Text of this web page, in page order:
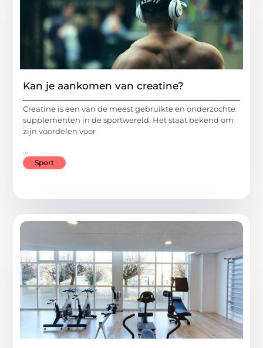
Kan je aankomen van creatine?
Creatine is een van de meest gebruikte en onderzochte
supplementen in de sportwereld. Het staat bekend om
zijn voordelen voor
...
Sport